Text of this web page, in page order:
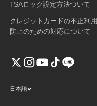
TSAロック設定方法ついて
クレジットカードの不正利用
防止のための対応について
日本語